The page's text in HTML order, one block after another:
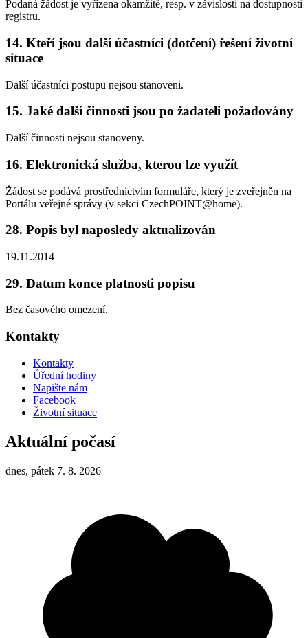
Podaná žádost je vyřízena okamžitě, resp. v závislosti na dostupnosti
registru.
14. Kteří jsou další účastníci (dotčení) řešení životní
situace
Další účastníci postupu nejsou stanoveni.
15. Jaké další činnosti jsou po žadateli požadovány
Další činnosti nejsou stanoveny.
16. Elektronická služba, kterou lze využít
Žádost se podává prostřednictvím formuláře, který je zveřejněn na
Portálu veřejné správy (v sekci CzechPOINT@home).
28. Popis byl naposledy aktualizován
19.11.2014
29. Datum konce platnosti popisu
Bez časového omezení.
Kontakty
Kontakty
Úřední hodiny
Napište nám
Facebook
Životní situace
Aktuální počasí
dnes, pátek 7. 8. 2026